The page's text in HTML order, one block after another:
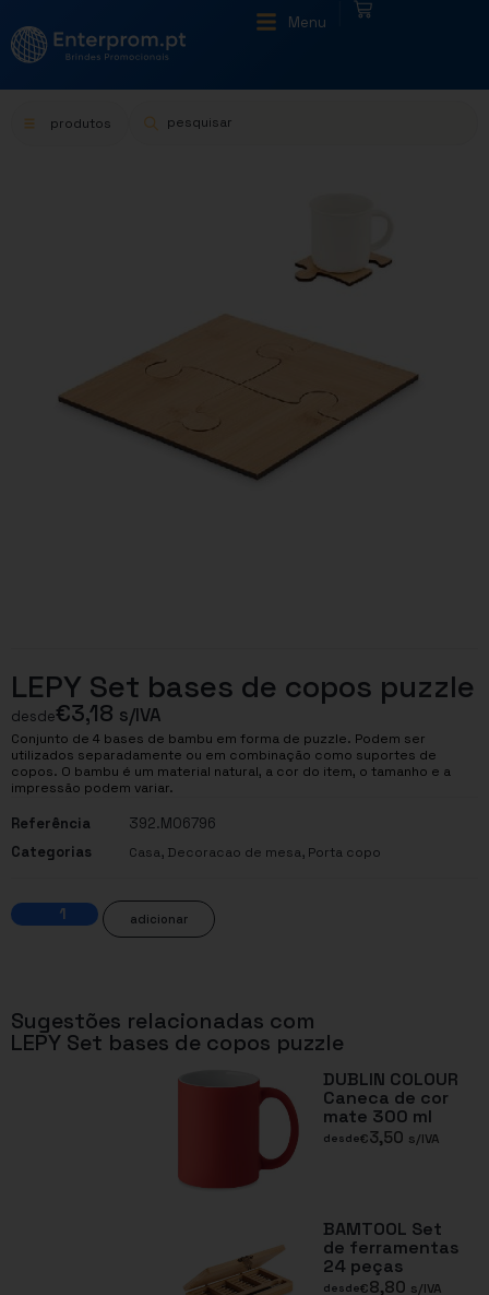
Menu
produtos
LEPY Set bases de copos puzzle
desde€3,18 s/IVA
Conjunto de 4 bases de bambu em forma de puzzle. Podem ser
utilizados separadamente ou em combinação como suportes de
copos. O bambu é um material natural, a cor do item, o tamanho e a
impressão podem variar.
Referência
392.MO6796
Categorias
Casa, Decoracao de mesa, Porta copo
adicionar
Sugestões relacionadas com
LEPY Set bases de copos puzzle
DUBLIN COLOUR
Caneca de cor
mate 300 ml
desde€3,50 s/IVA
BAMTOOL Set
de ferramentas
24 peças
desde€8,80 s/IVA